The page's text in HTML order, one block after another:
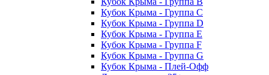
Кубок Крыма - Группа C
Кубок Крыма - Группа D
Кубок Крыма - Группа E
Кубок Крыма - Группа F
Кубок Крыма - Группа G
Кубок Крыма - Плей-Офф